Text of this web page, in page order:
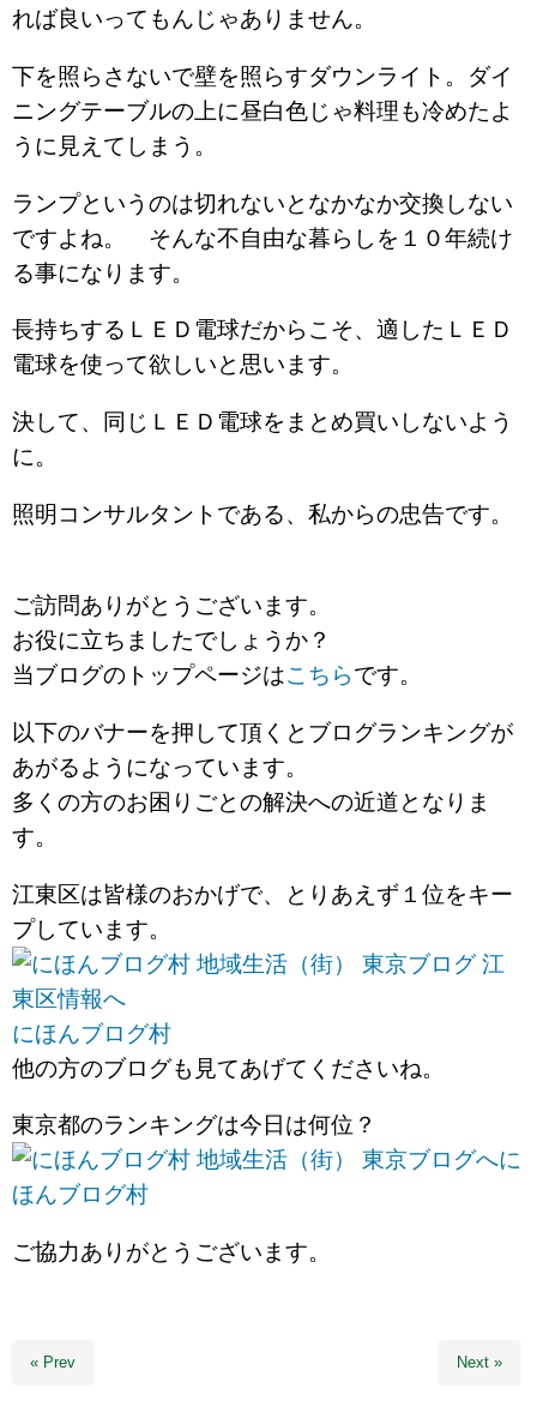
れば良いってもんじゃありません。
下を照らさないで壁を照らすダウンライト。ダイ
ニングテーブルの上に昼白色じゃ料理も冷めたよ
うに見えてしまう。
ランプというのは切れないとなかなか交換しない
ですよね。 そんな不自由な暮らしを１０年続け
る事になります。
長持ちするＬＥＤ電球だからこそ、適したＬＥＤ
電球を使って欲しいと思います。
決して、同じＬＥＤ電球をまとめ買いしないよう
に。
照明コンサルタントである、私からの忠告です。
ご訪問ありがとうございます。
お役に立ちましたでしょうか？
当ブログのトップページはこちらです。
以下のバナーを押して頂くとブログランキングが
あがるようになっています。
多くの方のお困りごとの解決への近道となりま
す。
江東区は皆様のおかげで、とりあえず１位をキー
プしています。
にほんブログ村
他の方のブログも見てあげてくださいね。
東京都のランキングは今日は何位？
に
ほんブログ村
ご協力ありがとうございます。
« Prev Next »